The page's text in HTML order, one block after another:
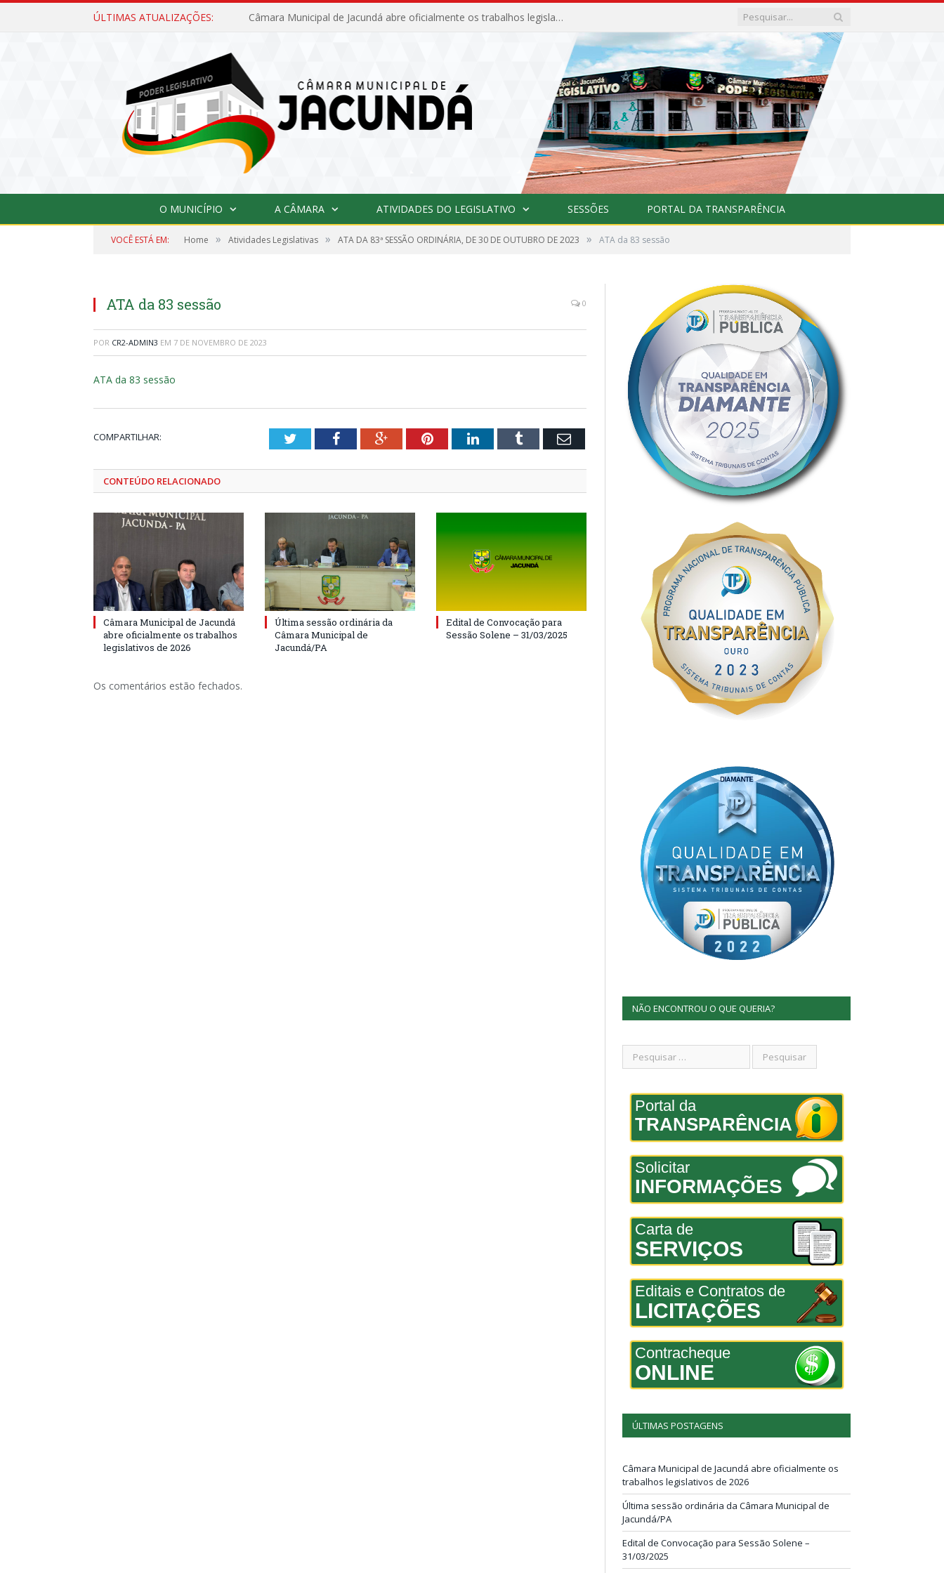
ÚLTIMAS ATUALIZAÇÕES: Câmara Municipal de Jacundá abre oficialmente os trabalhos legislativos de 2026
O MUNICÍPIO A CÂMARA ATIVIDADES DO LEGISLATIVO SESSÕES PORTAL DA TRANSPARÊNCIA
VOCÊ ESTÁ EM: Home » Atividades Legislativas » ATA DA 83ª SESSÃO ORDINÁRIA, DE 30 DE OUTUBRO DE 2023 » ATA da 83 sessão
ATA da 83 sessão 0
POR CR2-ADMIN3 EM 7 DE NOVEMBRO DE 2023
ATA da 83 sessão
COMPARTILHAR: TwitterFacebookGoogle+PinterestLinkedInTumblr Email
CONTEÚDO RELACIONADO
Câmara Municipal de Jacundá
abre oficialmente os trabalhos
legislativos de 2026
Última sessão ordinária da
Câmara Municipal de
Jacundá/PA
Edital de Convocação para
Sessão Solene – 31/03/2025
Os comentários estão fechados.
NÃO ENCONTROU O QUE QUERIA?
Portal da
TRANSPARÊNCIA
Solicitar
INFORMAÇÕES
Carta de
SERVIÇOS
Editais e Contratos de
LICITAÇÕES
Contracheque
ONLINE
ÚLTIMAS POSTAGENS
Câmara Municipal de Jacundá abre oficialmente os
trabalhos legislativos de 2026
Última sessão ordinária da Câmara Municipal de
Jacundá/PA
Edital de Convocação para Sessão Solene –
31/03/2025